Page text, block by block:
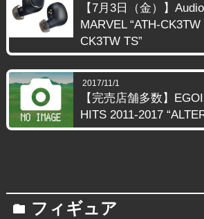
【7月3日（金）】
MARVEL “ATH-CK3TW
CK3TW TS”
2017/11/1
【完売店舗多数】
HITS 2011-2017
folder フィギュア